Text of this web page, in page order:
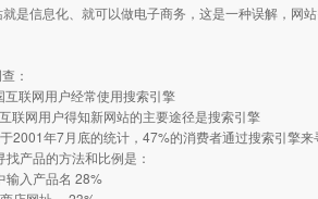
是信息化、就可以做电子商务，这是一种误解，网
：
户经常使用搜索引擎
户得知新网站的主要途径是搜索引擎
年7月底的统计，47%的消费者通过搜索引擎来
的方法和比例是：
品名 28%